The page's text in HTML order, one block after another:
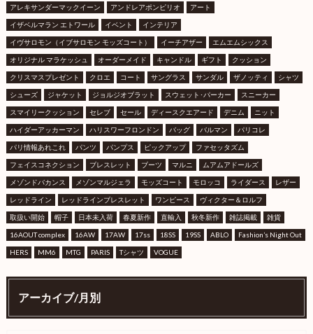
アレキサンダーマックイーン アンドレアポンピリオ アート
イザベルマラン エトワール イベント インテリア
イヴサロモン（イブサロモン モッズコート） イーチアザー エムエムシックス
オリジナル マラケッシュ オーダーメイド キャンドル ギフト クッション
クリスマスプレゼント クロエ コート サングラス サンダル ザノッティ シャツ
シューズ ジャケット ジョルジオブラット スウェット･パーカー スニーカー
スマイリークッション セレブ セール ディースクエアード デニム ニット
ハイダーアッカーマン ハリスワーフロンドン バッグ バルマン パリコレ
パリ情報あれこれ パンツ パンプス ピックアップ ファセッタズム
フェイスコネクション ブレスレット ブーツ マルニ ムアムアドールズ
メゾンドバカンス メゾンマルジェラ モッズコート モロッコ ライダース レザー
レッドライン レッドラインブレスレット ワンピース ヴィクター＆ロルフ
取扱い開始 帽子 日本未入荷 春夏新作 直輸入 秋冬新作 雑誌掲載 雑貨
16AOUT complex 16AW 17AW 17ss 18SS 19SS ABLO Fashion’s Night Out
HERS MM6 MTG PARIS Tシャツ VOGUE
アーカイブ/月別